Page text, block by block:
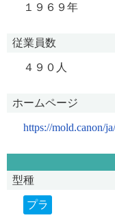
１９６９年
従業員数
４９０人
ホームページ
https://mold.canon/
型種
プラ